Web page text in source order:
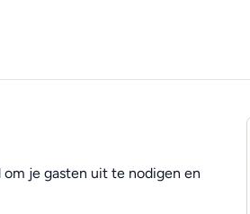
je gasten uit te nodigen en